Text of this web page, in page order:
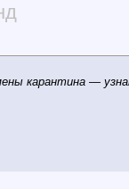
карантина —